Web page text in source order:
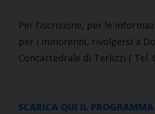
Per l’iscrizione, per le
per i minorenni, rivolgersi a
Concattedrale di Terlizzi ( Tel.
SCARICA QUI IL PROGRAMMA